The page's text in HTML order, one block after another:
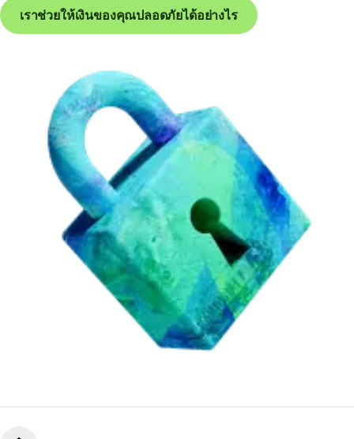
เราช่วยให้เงินของคุณปลอดภัยได้อย่างไร